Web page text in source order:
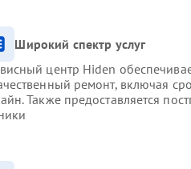
Широкий спектр услуг
центр Hiden
ремонт, включая
Также предоставляется